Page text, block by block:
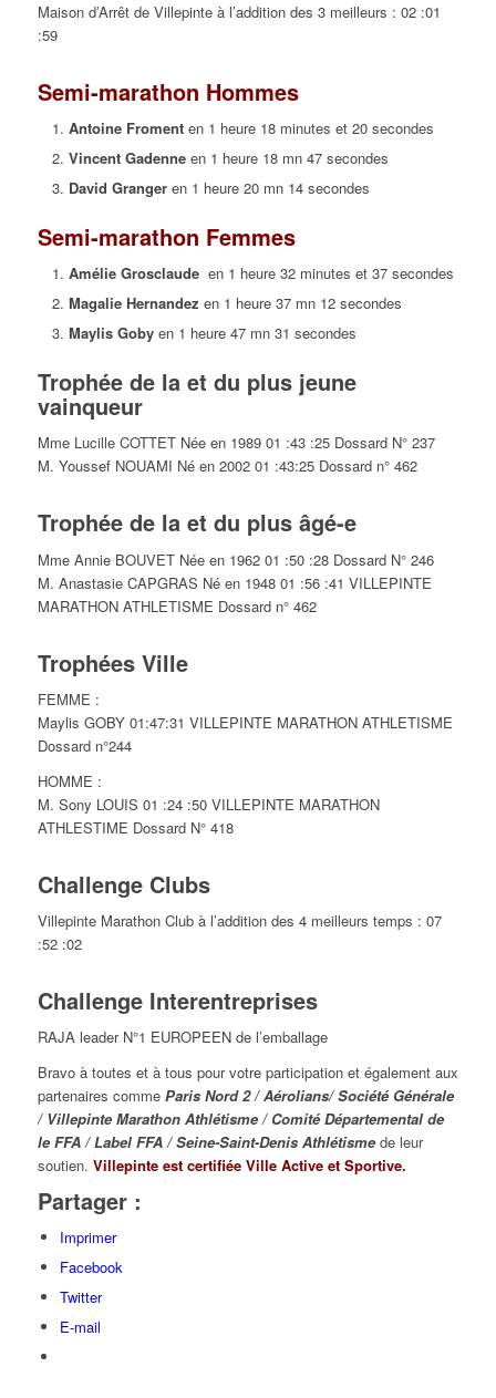
Maison d’Arrêt de Villepinte à l’addition des 3 meilleurs : 02 :01
:59
Semi-marathon Hommes
Antoine Fromenten 1 heure 18 minutes et 20 secondes
Vincent Gadenneen 1 heure 18 mn 47 secondes
David Grangeren 1 heure 20 mn 14 secondes
Semi-marathon Femmes
Amélie Grosclaudeen 1 heure 32 minutes et 37 secondes
Magalie Hernandez en 1 heure 37 mn 12 secondes
Maylis Gobyen 1 heure 47 mn 31 secondes
Trophée de la et du plus jeune
vainqueur
Mme Lucille COTTET Née en 1989 01 :43 :25 Dossard N° 237
M. Youssef NOUAMI Né en 2002 01 :43:25 Dossard n° 462
Trophée de la et du plus âgé-e
Mme Annie BOUVET Née en 1962 01 :50 :28 Dossard N° 246
M. Anastasie CAPGRAS Né en 1948 01 :56 :41 VILLEPINTE
MARATHON ATHLETISME Dossard n° 462
Trophées Ville
FEMME :
Maylis GOBY 01:47:31 VILLEPINTE MARATHON ATHLETISME
Dossard n°244
HOMME :
M. Sony LOUIS 01 :24 :50 VILLEPINTE MARATHON
ATHLESTIME Dossard N° 418
Challenge Clubs
Villepinte Marathon Club à l’addition des 4 meilleurs temps : 07
:52 :02
Challenge Interentreprises
RAJA leader N°1 EUROPEEN de l’emballage
Bravo à toutes et à tous pour votre participation et également aux
partenaires comme Paris Nord 2 / Aérolians/ Société Générale
/ Villepinte Marathon Athlétisme / Comité Départemental de
le FFA / Label FFA / Seine-Saint-Denis Athlétismede leur
soutien. Villepinte est certifiée Ville Active et Sportive.
Partager :
Imprimer
Facebook
Twitter
E-mail